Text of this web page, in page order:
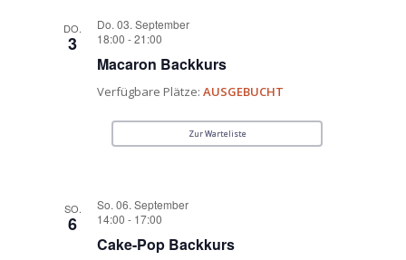
DO.
3
Do. 03. September
18:00 -21:00
Macaron Backkurs
Verfügbare Plätze:AUSGEBUCHT
Zur Warteliste
SO.
6
So. 06. September
14:00 - 17:00
Cake-Pop Backkurs